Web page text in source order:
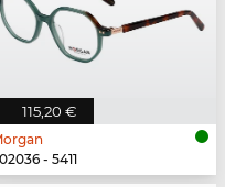
115,20 €
- 5411